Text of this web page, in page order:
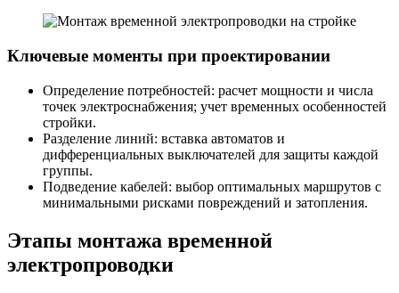
Ключевые моменты при проектировании
Определение потребностей: расчет мощности и числа
точек электроснабжения; учет временных особенностей
стройки.
Разделение линий: вставка автоматов и
дифференциальных выключателей для защиты каждой
группы.
Подведение кабелей: выбор оптимальных маршрутов с
минимальными рисками повреждений и затопления.
Этапы монтажа временной
электропроводки